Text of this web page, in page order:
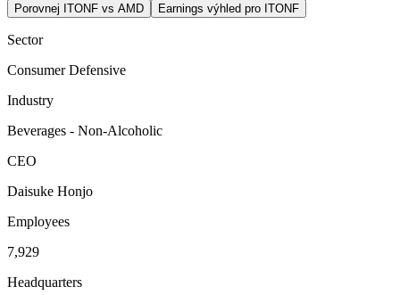
Porovnej ITONF vs AMD
Earnings výhled pro ITONF
Sector
Consumer Defensive
Industry
Beverages - Non-Alcoholic
CEO
Daisuke Honjo
Employees
7,929
Headquarters